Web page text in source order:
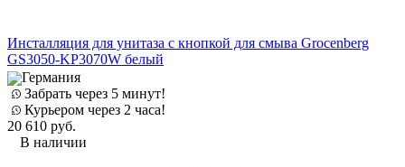
Инсталляция для унитаза с кнопкой для смыва Grocenberg
GS3050-KP3070W белый
Германия
Забрать через 5 минут!
Курьером через 2 часа!
20 610 руб.
В наличии